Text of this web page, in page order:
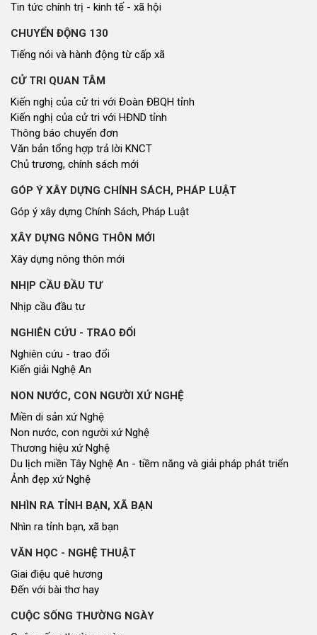
Tin tức chính trị - kinh tế - xã hội
CHUYỂN ĐỘNG 130
Tiếng nói và hành động từ cấp xã
CỬ TRI QUAN TÂM
Kiến nghị của cử tri với Đoàn ĐBQH tỉnh
Kiến nghị của cử tri với HĐND tỉnh
Thông báo chuyển đơn
Văn bản tổng hợp trả lời KNCT
Chủ trương, chính sách mới
GÓP Ý XÂY DỰNG CHÍNH SÁCH, PHÁP LUẬT
Góp ý xây dựng Chính Sách, Pháp Luật
XÂY DỰNG NÔNG THÔN MỚI
Xây dựng nông thôn mới
NHỊP CẦU ĐẦU TƯ
Nhịp cầu đầu tư
NGHIÊN CỨU - TRAO ĐỔI
Nghiên cứu - trao đổi
Kiến giải Nghệ An
NON NƯỚC, CON NGƯỜI XỨ NGHỆ
Miền di sản xứ Nghệ
Non nước, con người xứ Nghệ
Thương hiệu xứ Nghệ
Du lịch miền Tây Nghệ An - tiềm năng và giải pháp phát triển
Ảnh đẹp xứ Nghệ
NHÌN RA TỈNH BẠN, XÃ BẠN
Nhìn ra tỉnh bạn, xã bạn
VĂN HỌC - NGHỆ THUẬT
Giai điệu quê hương
Đến với bài thơ hay
CUỘC SỐNG THƯỜNG NGÀY